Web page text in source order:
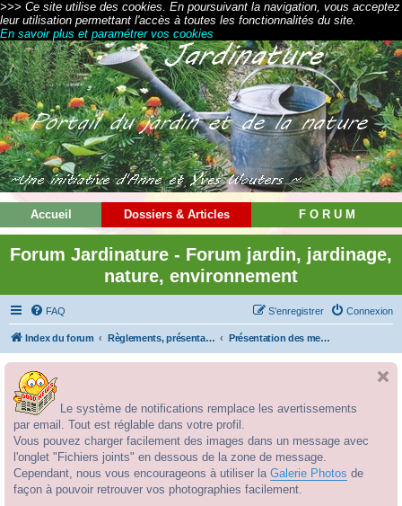
>>> Ce site utilise des cookies. En poursuivant la navigation, vous acceptez
leur utilisation permettant l'accès à toutes les fonctionnalités du site.
En savoir plus et paramétrer vos cookies
Accueil Dossiers & Articles F O R U M
Forum Jardinature - Forum jardin, jardinage,
nature, environnement
FAQ Connexion
S’enregistrer
Index du forum Règlements, présentations et modes d'emploi Présentation des membres
Le système de notifications remplace les avertissements
par email. Tout est réglable dans votre profil.
Vous pouvez charger facilement des images dans un message avec
l'onglet "Fichiers joints" en dessous de la zone de message.
Cependant, nous vous encourageons à utiliser la Galerie Photos de
façon à pouvoir retrouver vos photographies facilement.